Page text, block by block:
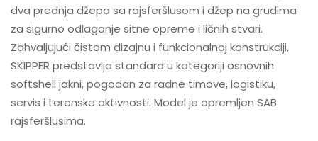
dva prednja džepa sa rajsferšlusom i džep na grudima
za sigurno odlaganje sitne opreme i ličnih stvari.
Zahvaljujući čistom dizajnu i funkcionalnoj konstrukciji,
SKIPPER predstavlja standard u kategoriji osnovnih
softshell jakni, pogodan za radne timove, logistiku,
servis i terenske aktivnosti. Model je opremljen SAB
rajsferšlusima.